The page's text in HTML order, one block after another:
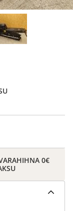
0€